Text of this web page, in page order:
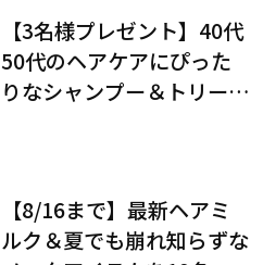
【3名様プレゼント】40代
50代のヘアケアにぴった
りなシャンプー＆トリート
【8/16まで】最新ヘアミ
ルク＆夏でも崩れ知らずな